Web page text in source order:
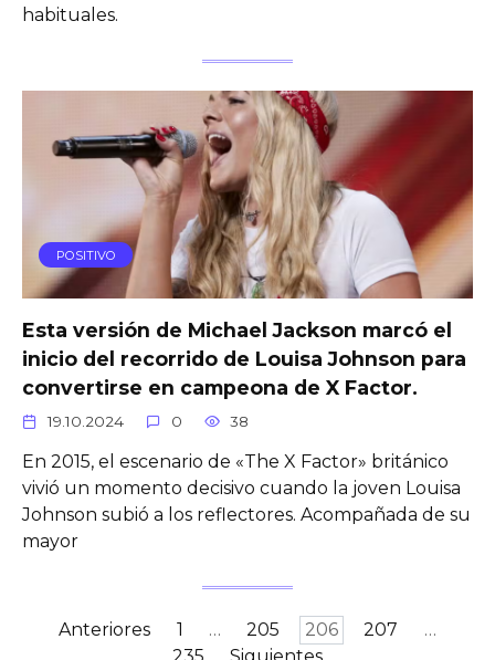
habituales.
POSITIVO
Esta versión de Michael Jackson marcó el
inicio del recorrido de Louisa Johnson para
convertirse en campeona de X Factor.
19.10.2024 0 38
En 2015, el escenario de «The X Factor» británico
vivió un momento decisivo cuando la joven Louisa
Johnson subió a los reflectores. Acompañada de su
mayor
Paginación
Anteriores 1 … 205 206 207
…